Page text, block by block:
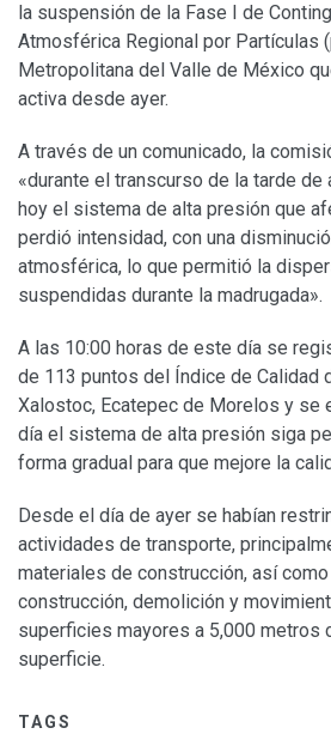
la suspensión de la Fase I de
Atmosférica Regional por Partículas
Metropolitana del Valle de México
activa desde ayer.
A través de un comunicado, la
«durante el transcurso de la tarde de
hoy el sistema de alta presión que
perdió intensidad, con una
atmosférica, lo que permitió la
suspendidas durante la madrugada».
A las 10:00 horas de este día se
de 113 puntos del Índice de Calidad
Xalostoc, Ecatepec de Morelos y se
día el sistema de alta presión siga
forma gradual para que mejore la
Desde el día de ayer se habían
actividades de transporte,
materiales de construcción, así
construcción, demolición y
superficies mayores a 5,000 metros
superficie.
TAGS